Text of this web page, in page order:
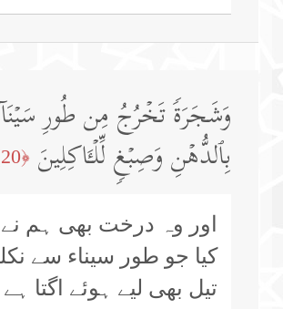
وَشَجَرَةࣰ تَخۡرُجُ مِن طُورِ
بِٱلدُّهۡنِ وَصِبۡغࣲ لِّلۡـَٔاكِلِینَ ﴿20﴾
اور وہ درخت بھی ہم نے
کیا جو طور سیناء سے
تیل بھی لیے ہوئے اگتا ہے